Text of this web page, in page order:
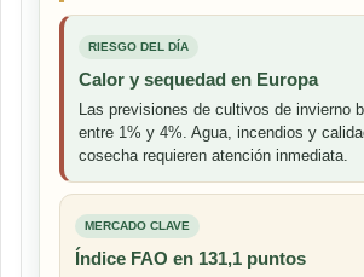
RIESGO DEL DÍA
Calor y sequedad en Europa
Las previsiones de cultivos de invierno
entre 1% y 4%. Agua, incendios y
cosecha requieren atención inmediata.
MERCADO CLAVE
Índice FAO en 131,1 puntos